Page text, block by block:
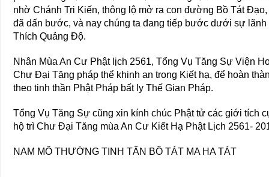
nhờ Chánh Tri Kiến, thông lộ mở ra con đường Bồ Tát
đã dấn bước, và nay chúng ta đang tiếp bước dưới sự
Thích Quảng Độ.
Nhân Mùa An Cư Phật lịch 2561, Tổng Vụ Tăng Sự Viện
Chư Đại Tăng pháp thể khinh an trong Kiết hạ, để hoàn
theo tinh thần Phật Pháp bất ly Thế Gian Pháp.
Tổng Vụ Tăng Sự cũng xin kính chúc Phật tử các giới tích
hộ trì Chư Đại Tăng mùa An Cư Kiết Hạ Phật Lịch 2561-
NAM MÔ THƯỜNG TINH TẤN BỒ TÁT MA HA TÁT